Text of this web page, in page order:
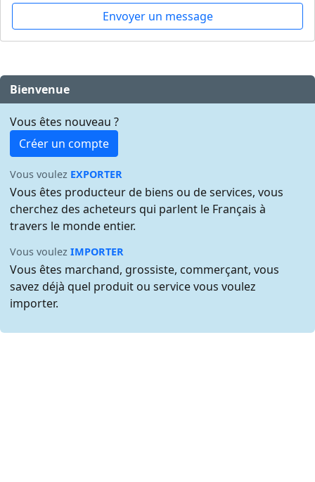
Envoyer un message
Bienvenue
Vous êtes nouveau ?
Créer un compte
Vous voulez EXPORTER
Vous êtes producteur de biens ou de services, vous
cherchez des acheteurs qui parlent le Français à
travers le monde entier.
Vous voulezIMPORTER
Vous êtes marchand, grossiste, commerçant, vous
savez déjà quel produit ou service vous voulez
importer.